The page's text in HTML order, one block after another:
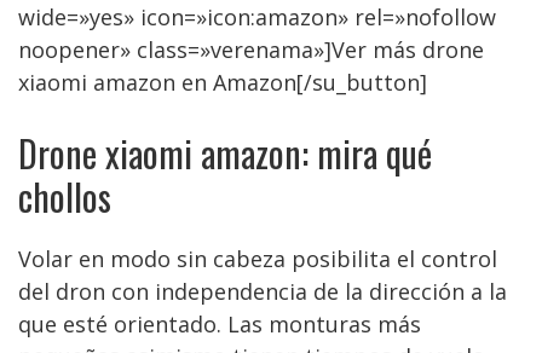
wide=»yes» icon=»icon:amazon» rel=»nofollow
noopener» class=»verenama»]Ver más drone
xiaomi amazon en Amazon[/su_button]
Drone xiaomi amazon: mira qué
chollos
Volar en modo sin cabeza posibilita el control
del dron con independencia de la dirección a la
que esté orientado. Las monturas más